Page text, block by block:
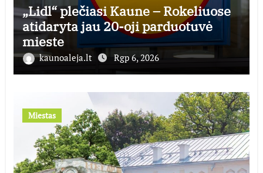
„Lidl“ plečiasi Kaune – Rokeliuose
atidaryta jau 20-oji parduotuvė
mieste
kaunoaleja.lt Rgp 6, 2026
Miestas